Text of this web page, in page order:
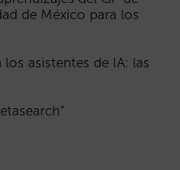
de México para los
asistentes de IA: las